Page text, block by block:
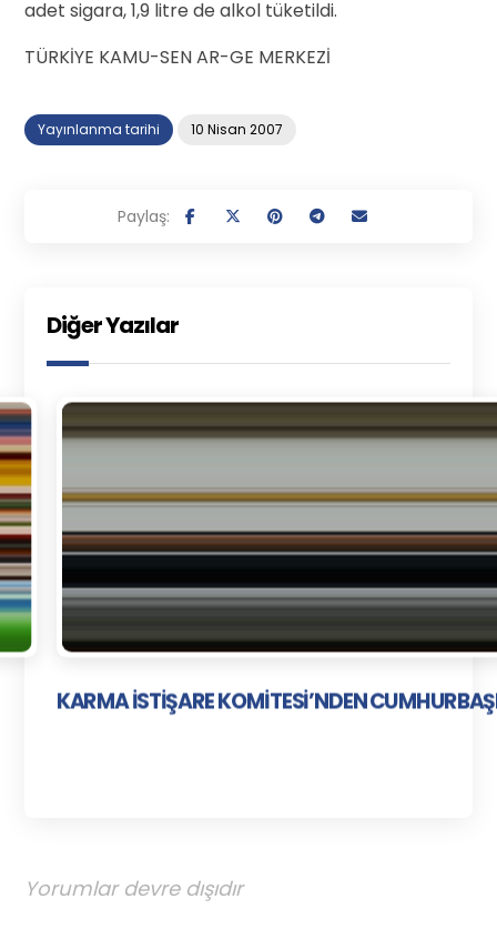
adet sigara, 1,9 litre de alkol tüketildi.
TÜRKİYE KAMU-SEN AR-GE MERKEZİ
Yayınlanma tarihi 10 Nisan 2007
Diğer Yazılar
KARMA İSTİŞARE KOMİTESİ’NDEN
Yorumlar devre dışıdır